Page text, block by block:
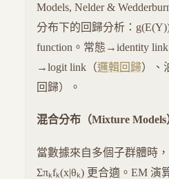
Models, Nelder &
分布下的回歸分析：
function。常態→identity
→logit link（邏輯回歸）、
回歸）。
混合分布（Mixture Models
當數據來自多個子群體時
Σπₖfₖ(x|θₖ) 更合適。EM 演